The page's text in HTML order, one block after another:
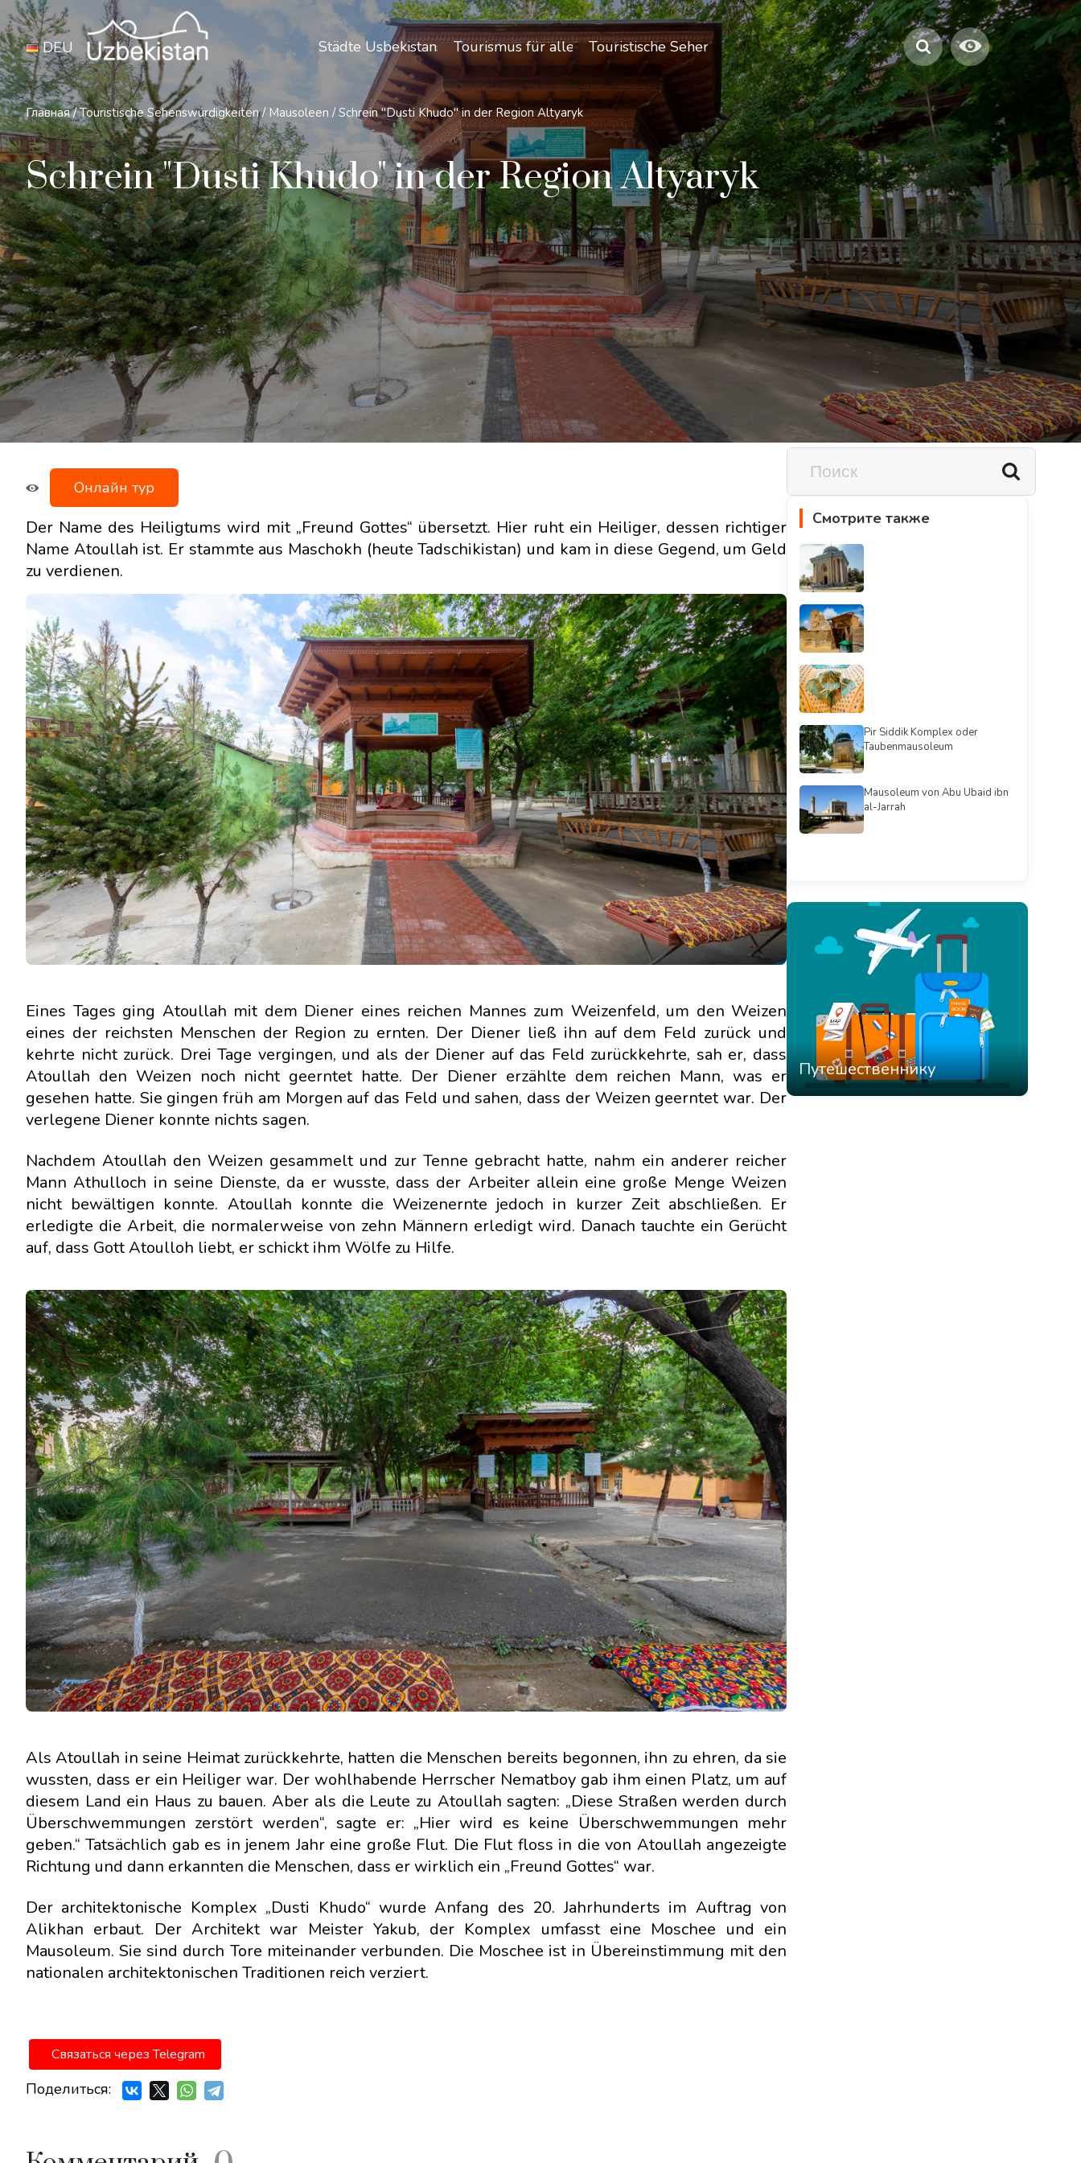
Städte Usbekistans Tourismus für alle Touristische Sehenswürdigkeiten
DEU
Главная / Touristische Sehenswürdigkeiten / Mausoleen / Schrein "Dusti Khudo" in der Region Altyaryk
Schrein "Dusti Khudo" in der Region Altyaryk
Der Name des Heiligtums wird mit „Freund Gottes“ übersetzt. Hier ruht ein Heiliger, dessen richtiger
Name Atoullah ist. Er stammte aus Maschokh (heute Tadschikistan) und kam in diese Gegend, um Geld
zu verdienen.
Eines Tages ging Atoullah mit dem Diener eines reichen Mannes zum Weizenfeld, um den Weizen
eines der reichsten Menschen der Region zu ernten. Der Diener ließ ihn auf dem Feld zurück und
kehrte nicht zurück. Drei Tage vergingen, und als der Diener auf das Feld zurückkehrte, sah er, dass
Atoullah den Weizen noch nicht geerntet hatte. Der Diener erzählte dem reichen Mann, was er
gesehen hatte. Sie gingen früh am Morgen auf das Feld und sahen, dass der Weizen geerntet war. Der
verlegene Diener konnte nichts sagen.
Nachdem Atoullah den Weizen gesammelt und zur Tenne gebracht hatte, nahm ein anderer reicher
Mann Athulloch in seine Dienste, da er wusste, dass der Arbeiter allein eine große Menge Weizen
nicht bewältigen konnte. Atoullah konnte die Weizenernte jedoch in kurzer Zeit abschließen. Er
erledigte die Arbeit, die normalerweise von zehn Männern erledigt wird. Danach tauchte ein Gerücht
auf, dass Gott Atoulloh liebt, er schickt ihm Wölfe zu Hilfe.
Als Atoullah in seine Heimat zurückkehrte, hatten die Menschen bereits begonnen, ihn zu ehren, da sie
wussten, dass er ein Heiliger war. Der wohlhabende Herrscher Nematboy gab ihm einen Platz, um auf
diesem Land ein Haus zu bauen. Aber als die Leute zu Atoullah sagten: „Diese Straßen werden durch
Überschwemmungen zerstört werden“, sagte er: „Hier wird es keine Überschwemmungen mehr
geben.“ Tatsächlich gab es in jenem Jahr eine große Flut. Die Flut floss in die von Atoullah angezeigte
Richtung und dann erkannten die Menschen, dass er wirklich ein „Freund Gottes“ war.
Der architektonische Komplex „Dusti Khudo“ wurde Anfang des 20. Jahrhunderts im Auftrag von
Alikhan erbaut. Der Architekt war Meister Yakub, der Komplex umfasst eine Moschee und ein
Mausoleum. Sie sind durch Tore miteinander verbunden. Die Moschee ist in Übereinstimmung mit den
nationalen architektonischen Traditionen reich verziert.
Онлайн тур
Связаться через Telegram
Поделиться:
Смотрите также
Pir Siddik Komplex oder
Taubenmausoleum
Mausoleum von Abu Ubaid ibn
al-Jarrah
Путешественнику